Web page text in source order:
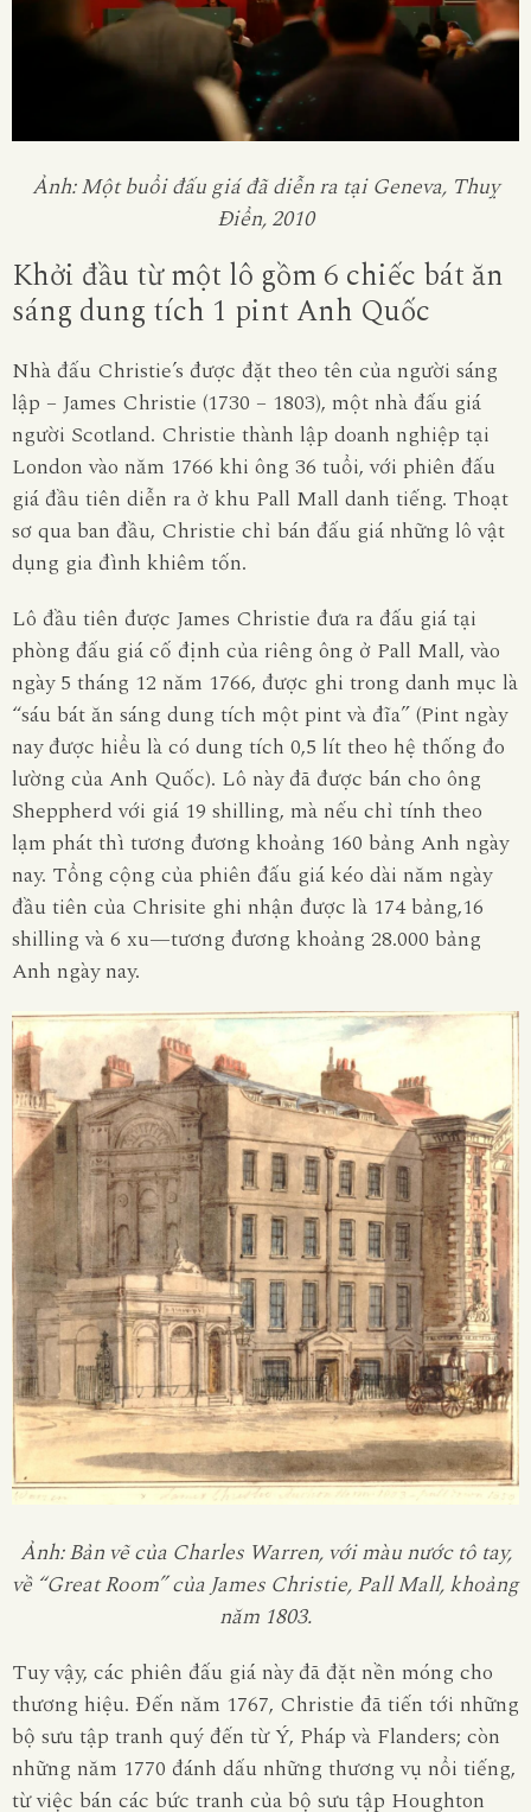
Ảnh: Một buổi đấu giá đã diễn ra tại Geneva, Thuỵ
Điển, 2010
Khởi đầu từ một lô gồm 6 chiếc bát ăn
sáng dung tích 1 pint Anh Quốc
Nhà đấu Christie’s được đặt theo tên của người sáng
lập – James Christie (1730 – 1803), một nhà đấu giá
người Scotland. Christie thành lập doanh nghiệp tại
London vào năm 1766 khi ông 36 tuổi, với phiên đấu
giá đầu tiên diễn ra ở khu Pall Mall danh tiếng. Thoạt
sơ qua ban đầu, Christie chỉ bán đấu giá những lô vật
dụng gia đình khiêm tốn.
Lô đầu tiên được James Christie đưa ra đấu giá tại
phòng đấu giá cố định của riêng ông ở Pall Mall, vào
ngày 5 tháng 12 năm 1766, được ghi trong danh mục là
“sáu bát ăn sáng dung tích một pint và đĩa” (Pint ngày
nay được hiểu là có dung tích 0,5 lít theo hệ thống đo
lường của Anh Quốc). Lô này đã được bán cho ông
Sheppherd với giá 19 shilling, mà nếu chỉ tính theo
lạm phát thì tương đương khoảng 160 bảng Anh ngày
nay. Tổng cộng của phiên đấu giá kéo dài năm ngày
đầu tiên của Chrisite ghi nhận được là 174 bảng,16
shilling và 6 xu—tương đương khoảng 28.000 bảng
Anh ngày nay.
Ảnh: Bản vẽ của Charles Warren, với màu nước tô tay,
về “Great Room” của James Christie, Pall Mall, khoảng
năm 1803.
Tuy vậy, các phiên đấu giá này đã đặt nền móng cho
thương hiệu. Đến năm 1767, Christie đã tiến tới những
bộ sưu tập tranh quý đến từ Ý, Pháp và Flanders; còn
những năm 1770 đánh dấu những thương vụ nổi tiếng,
từ việc bán các bức tranh của bộ sưu tập Houghton